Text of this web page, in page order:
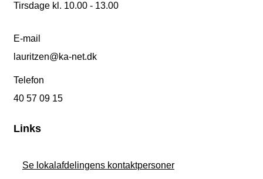
Tirsdage kl. 10.00 - 13.00
E-mail
lauritzen@ka-net.dk
Telefon
40 57 09 15
Links
Se lokalafdelingens kontaktpersoner